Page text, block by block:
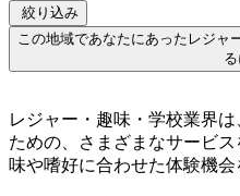
絞り込み
この地域であなたにあったレジャ
レジャー・趣味・学校業界
ための、さまざまなサービ
味や嗜好に合わせた体験機会